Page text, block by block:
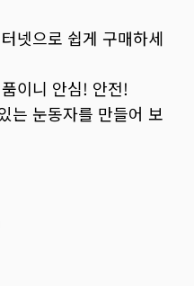
넷으로 쉽게 구매하세
이니 안심! 안전!
는 눈동자를 만들어 보